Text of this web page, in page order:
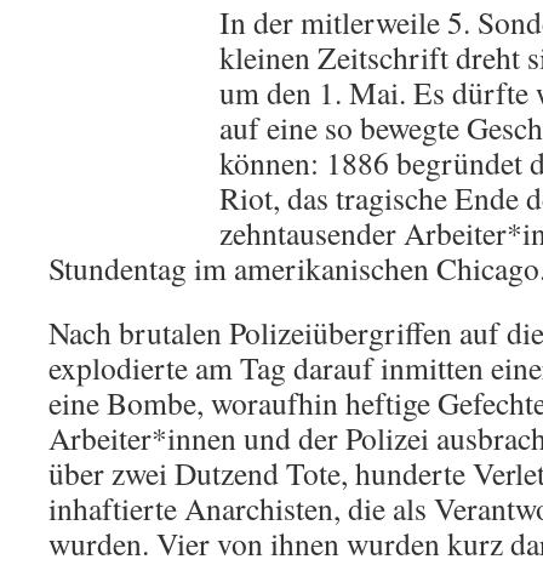
In der mitlerweile 5.
kleinen Zeitschrift dreht
um den 1. Mai. Es dürfte
auf eine so bewegte
können: 1886 begründet
Riot, das tragische Ende
zehntausender
Stundentag im amerikanischen
Nach brutalen Polizeiübergriffen auf
explodierte am Tag darauf inmitten
eine Bombe, woraufhin heftige
Arbeiter*innen und der Polizei
über zwei Dutzend Tote, hunderte
inhaftierte Anarchisten, die als
wurden. Vier von ihnen wurden kurz